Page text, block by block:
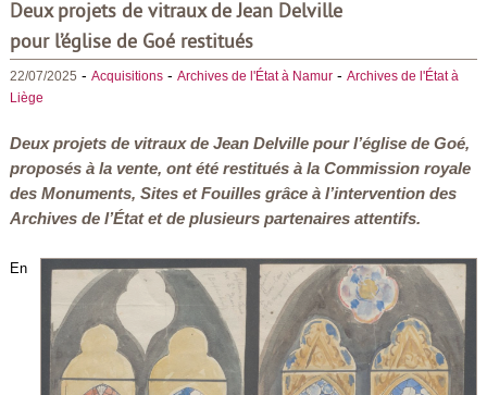
Deux projets de vitraux de Jean Delville
pour l’église de Goé restitués
22/07/2025 - Acquisitions- Archives de l'État à Namur- Archives de l'État à
Liège
Deux projets de vitraux de Jean Delville pour l’église de Goé,
proposés à la vente, ont été restitués à la Commission royale
des Monuments, Sites et Fouilles grâce à l’intervention des
Archives de l’État et de plusieurs partenaires attentifs.
En